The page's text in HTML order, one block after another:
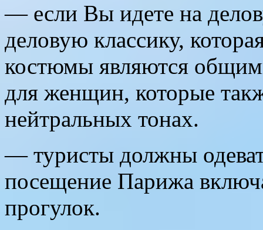
— если Вы идете на
деловую классику,
костюмы являются
для женщин, которые
нейтральных тонах.
— туристы должны
посещение Парижа
прогулок.